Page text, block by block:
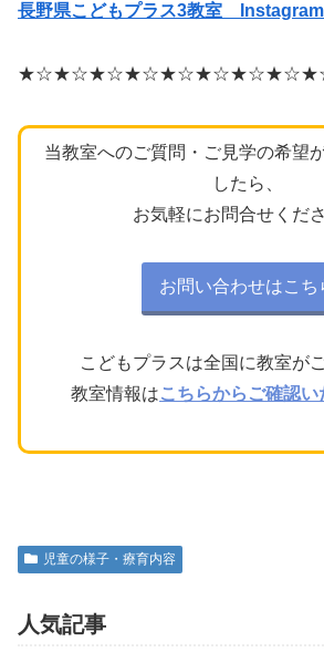
長野県こどもプラス3教室
当教室へのご質問・ご見学の希望
したら、
お気軽にお問合せくださ
お問い合わせはこち
こどもプラスは全国に教室が
教室情報はこちらからご確認い
児童の様子・療育内容
人気記事